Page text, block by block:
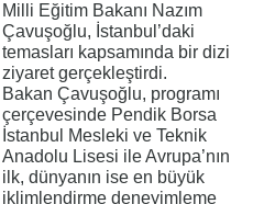
Milli Eğitim Bakanı Nazım
Çavuşoğlu, İstanbul’daki
temasları kapsamında bir dizi
ziyaret gerçekleştirdi.
Bakan Çavuşoğlu, programı
çerçevesinde Pendik Borsa
İstanbul Mesleki ve Teknik
Anadolu Lisesi ile Avrupa’nın
ilk, dünyanın ise en büyük
iklimlendirme deneyimleme